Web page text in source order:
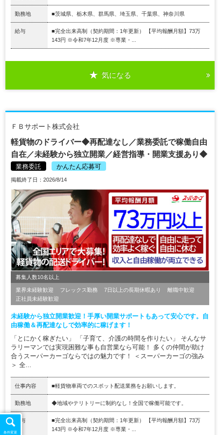
勤務地 ■茨城県、栃木県、群馬県、埼玉県、千葉県、神奈川県
給与
■完全出来高制（契約期間：1年更新） 【平均報酬月額】73万
143円 ※令和7年12月度 ※専業・...
気になる
ＦＢサポート株式会社
軽貨物のドライバー◆再配達なし／業務委託で稼働自由
自在／未経験から独立開業／経営指導・開業支援あり◆
業務委託 かんたん応募可
掲載終了日：2026/8/14
募集人数10名以上
業界未経験歓迎 フレックス勤務 7日以上の長期休暇あり
離職中歓迎
正社員未経験歓迎
未経験から独立開業歓迎！手厚い開業サポートもあって安心です。自
由稼働＆再配達なしで効率的に稼げます！
「とにかく稼ぎたい」 「子育て、介護の時間を作りたい」 そんなサ
ラリーマンでは実現困難な事も自営業なら可能！ 多くの仲間が助け
合うスーパーカーゴならではの魅力です！ ＜スーパーカーゴの強み
＞ 全...
仕事内容 ■軽貨物車両でのスポット配送業務をお願いします。
勤務地 ◆地域やテリトリーに制約なし！全国で稼働可能です。
給与
■完全出来高制（契約期間：1年更新） 【平均報酬月額】73万
143円 ※令和7年12月度 ※専業・...
条件変更